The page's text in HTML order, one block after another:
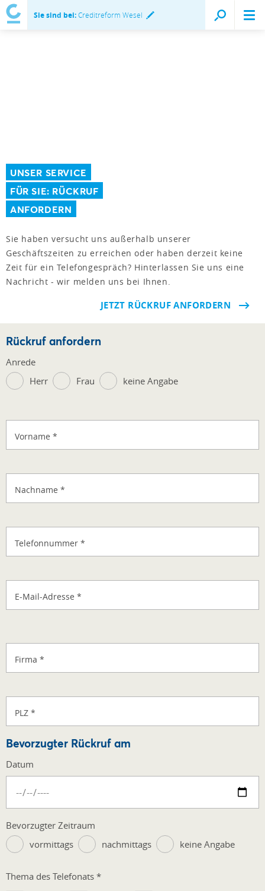
Sie sind bei:Creditreform Wesel
UNSER SERVICE
FÜR SIE: RÜCKRUF
ANFORDERN
Sie haben versucht uns außerhalb unserer
Geschäftszeiten zu erreichen oder haben derzeit keine
Zeit für ein Telefongespräch? Hinterlassen Sie uns eine
Nachricht - wir melden uns bei Ihnen.
JETZT RÜCKRUF ANFORDERN
Rückruf anfordern
Anrede
Herr
Frau keine Angabe
Vorname *
Nachname *
Telefonnummer *
E-Mail-Adresse *
Firma *
PLZ *
Bevorzugter Rückruf am
Datum
Bevorzugter Zeitraum
vormittags
nachmittags keine Angabe
Thema des Telefonats *